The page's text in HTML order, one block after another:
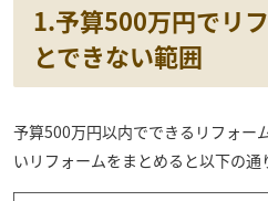
1.予算500万円でリ
とできない範囲
予算500万円以内でできるリフォー
いリフォームをまとめると以下の通